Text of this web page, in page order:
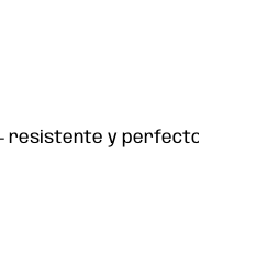
– resistente y perfecto